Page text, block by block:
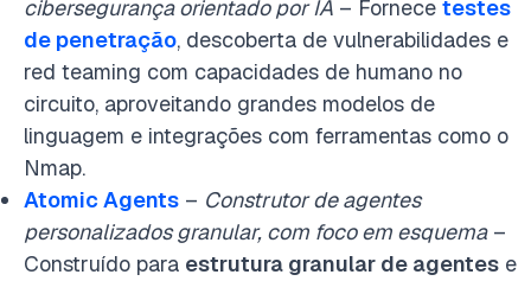
cibersegurança orientado por IA – Fornece testes
de penetração, descoberta de vulnerabilidades e
red teaming com capacidades de humano no
circuito, aproveitando grandes modelos de
linguagem e integrações com ferramentas como o
Nmap.
Atomic Agents – Construtor de agentes
personalizados granular, com foco em esquema–
Construído para estrutura granular de agentes e